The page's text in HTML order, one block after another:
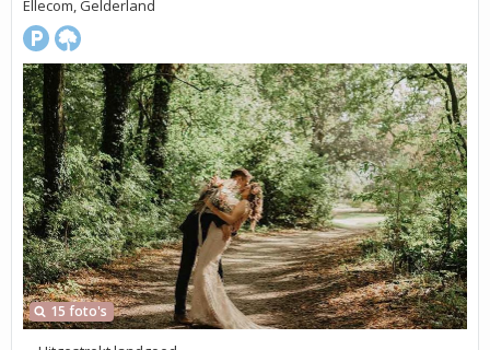
15 foto's
Ellecom, Gelderland